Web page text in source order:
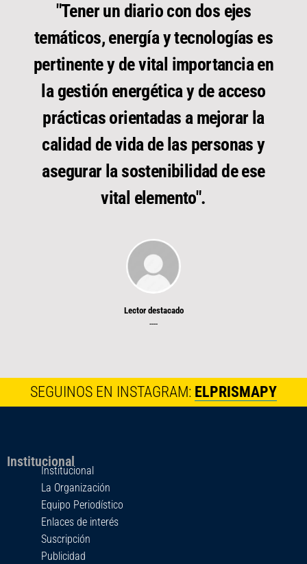
"Tener un diario con dos ejes
temáticos, energía y tecnologías es
pertinente y de vital importancia en
la gestión energética y de acceso
prácticas orientadas a mejorar la
calidad de vida de las personas y
asegurar la sostenibilidad de ese
vital elemento".
Lector destacado
----
SEGUINOS EN INSTAGRAM: ELPRISMAPY
Institucional
Institucional
La Organización
Equipo Periodístico
Enlaces de interés
Suscripción
Publicidad